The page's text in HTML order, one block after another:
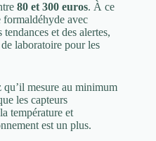
80 et 300 euros. À ce
formaldéhyde avec
et des alertes,
laboratoire pour les
mesure au minimum
les capteurs
température et
est un plus.